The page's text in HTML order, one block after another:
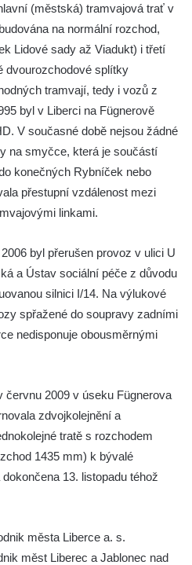
(městská) tramvajová trať v
na normální rozchod,
Lidové sady až Viadukt) i třetí
dvourozchodové splítky
tramvají, tedy i vozů z
byl v Liberci na Fügnerově
V současné době nejsou žádné
na smyčce, která je součástí
konečných Rybníček nebo
přestupní vzdálenost mezi
linkami.
byl přerušen provoz v ulici U
a Ústav sociální péče z důvodu
silnici I/14. Na výlukové
spřažené do soupravy zadními
nedisponuje obousměrnými
červnu 2009 v úseku Fügnerova
zdvojkolejnění a
tratě s rozchodem
1435 mm) k bývalé
13. listopadu téhož
města Liberce a. s.
měst Liberec a Jablonec nad